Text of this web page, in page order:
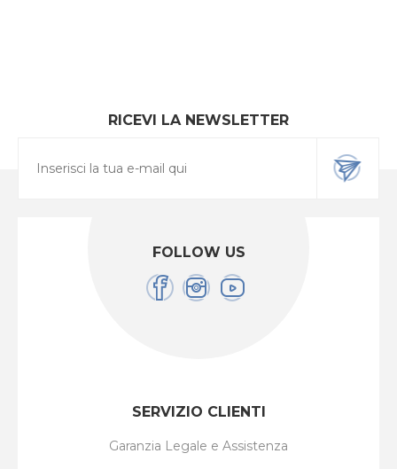
RICEVI LA NEWSLETTER
FOLLOW US
SERVIZIO CLIENTI
Garanzia Legale e Assistenza